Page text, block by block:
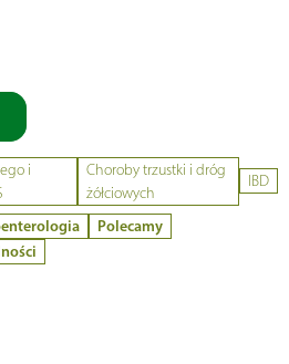
i
Choroby trzustki i dróg
żółciowych
IBD
Polecamy